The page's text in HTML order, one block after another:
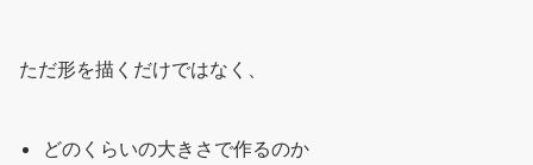
ただ形を描くだけではなく、
どのくらいの大きさで作るのか